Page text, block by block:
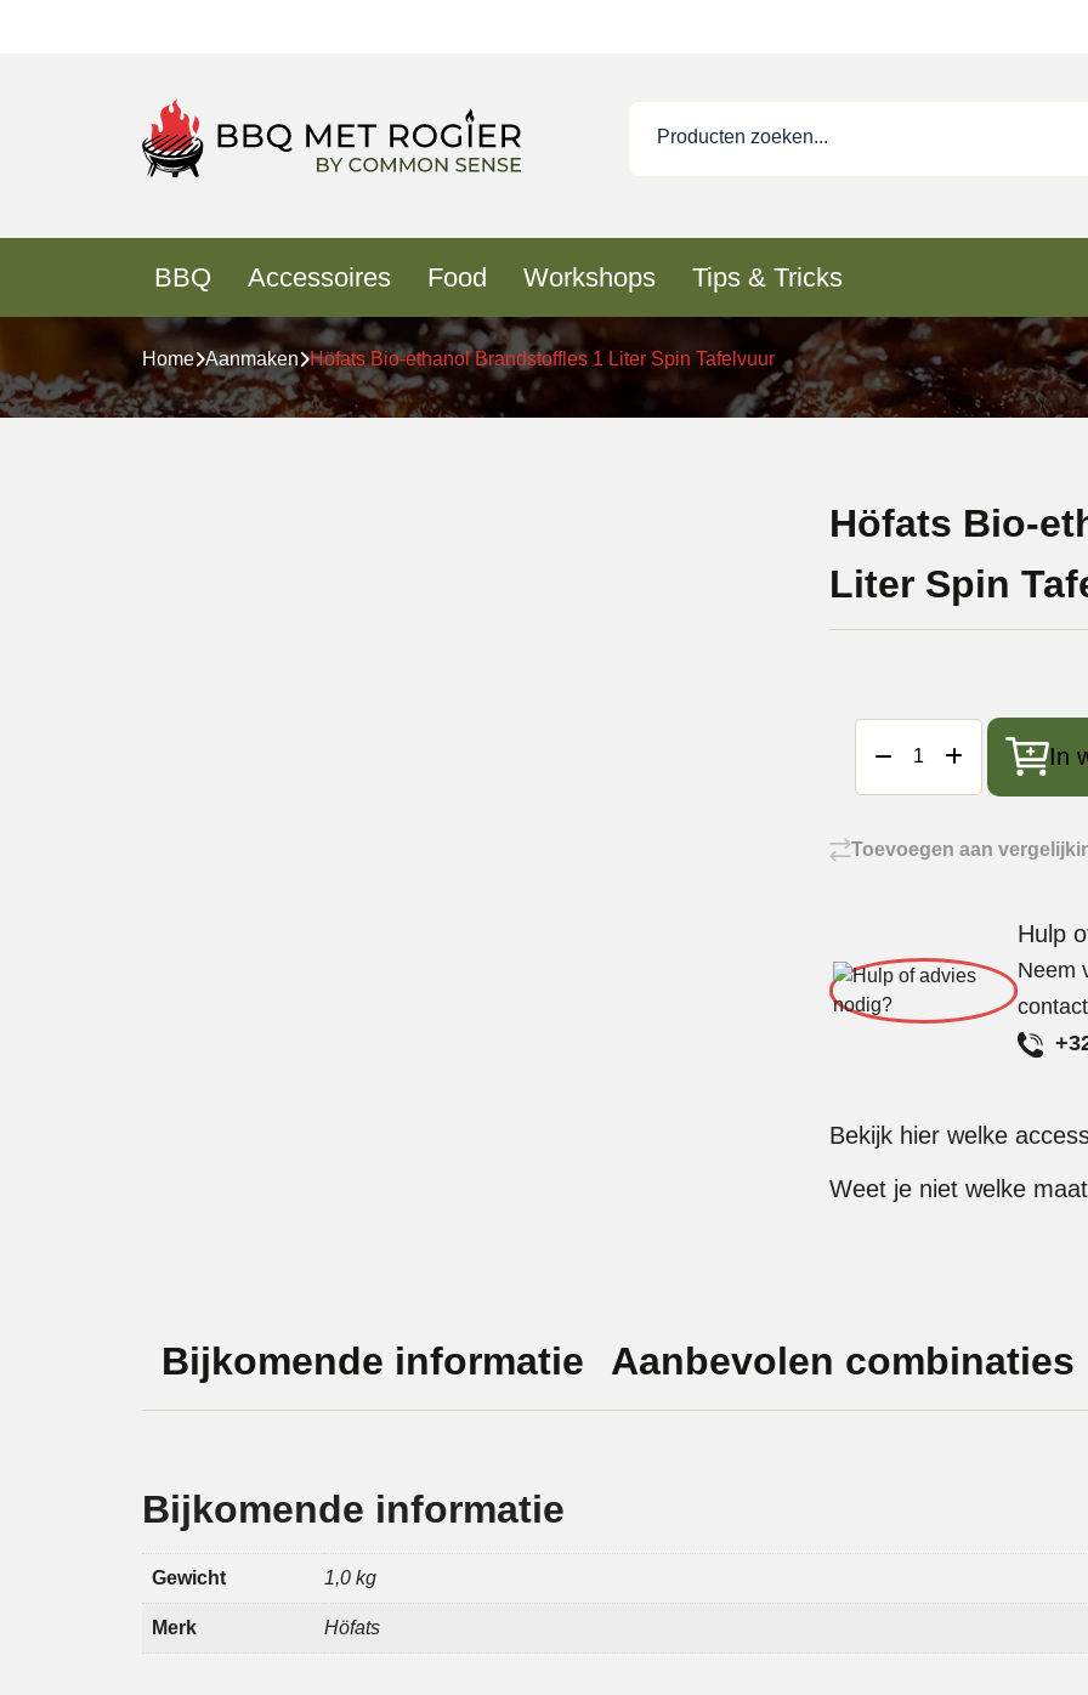
BBQ Accessoires Food Workshops Tips & Tricks
Home Aanmaken Höfats Bio-ethanol Brandstoffles 1 Liter Spin Tafelvuur
Höfats Bio-
Liter Spin
Bio-
ethanol
1
aantal
In
Toevoegen aan
Hulp
Neem
Bekijk hier welke
Weet je niet welke
Bijkomende informatie Aanbevolen combinaties
Bijkomende informatie
Gewicht 1,0 kg
Merk Höfats